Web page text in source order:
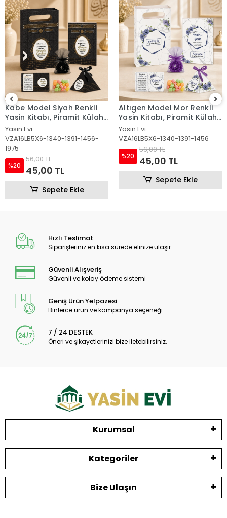
Altıgen Model Mor Renkli
Yasin Kitabı, Piramit Külah,
Mevlüt Şekeri, Ayet-el Kürsi
Magnet, Karton Çanta ve
Tesbih
Yasin Evi
VZA16LB5X6-1340-1391-1456
45,00 TL
Sepete Ekle
Altıgen Model Pembe
Renkli Yasin Kitabı, Piramit
Külah, Mevlüt Şekeri, Ayet-
el Kürsi Magnet, Karton
Çanta ve Tesbih
Yasin Evi
VZA16LB5X6-1340-1391
%20
56,00 TL
45,00 TL
Sepete Ekle
Hızlı Teslimat
Siparişleriniz en kısa sürede elinize ulaşır.
Güvenli Alışveriş
Güvenli ve kolay ödeme sistemi
Geniş Ürün Yelpazesi
Binlerce ürün ve kampanya seçeneği
7 / 24 DESTEK
Öneri ve şikayetlerinizi bize iletebilirsiniz.
Kurumsal
Kategoriler
Bize Ulaşın